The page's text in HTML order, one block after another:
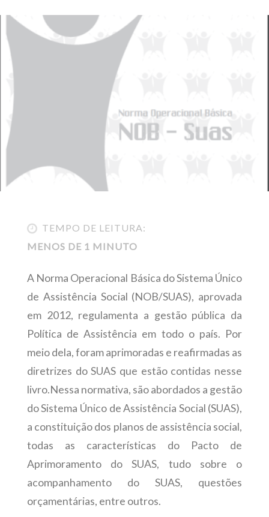
TEMPO DE LEITURA:
MENOS DE 1 MINUTO
A Norma Operacional Básica do Sistema Único
de Assistência Social (NOB/SUAS), aprovada
em 2012, regulamenta a gestão pública da
Política de Assistência em todo o país. Por
meio dela, foram aprimoradas e reafirmadas as
diretrizes do SUAS que estão contidas nesse
livro.Nessa normativa, são abordados a gestão
do Sistema Único de Assistência Social (SUAS),
a constituição dos planos de assistência social,
todas as características do Pacto de
Aprimoramento do SUAS, tudo sobre o
acompanhamento do SUAS, questões
orçamentárias, entre outros.